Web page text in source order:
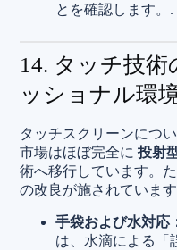
とを確認します。.
14. タッチ技
ッショナル環
タッチスクリーンにつ
市場はほぼ完全に 投射
術へ移行しています。
の改良が施されていま
手袋および水対応
は、水滴による「